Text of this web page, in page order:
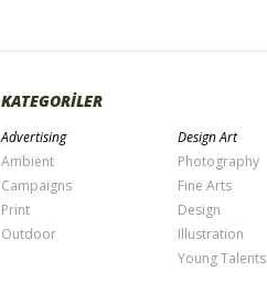
KATEGORİLER
Advertising
Ambient
Campaigns
Print
Outdoor
Design Art
Photography
Fine Arts
Design
Illustration
Young Talents